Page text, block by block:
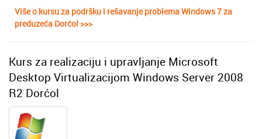
Više o kursu za podršku i rešavanje problema Windows 7 za
preduzeća Dorćol >>>
Kurs za realizaciju i upravljanje Microsoft
Desktop Virtualizacijom Windows Server 2008
R2 Dorćol